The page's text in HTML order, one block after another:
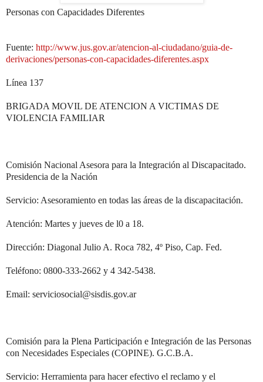
Personas con Capacidades Diferentes
Fuente: http://www.jus.gov.ar/atencion-al-ciudadano/guia-de-
derivaciones/personas-con-capacidades-diferentes.aspx
Línea 137
BRIGADA MOVIL DE ATENCION A VICTIMAS DE
VIOLENCIA FAMILIAR
Comisión Nacional Asesora para la Integración al Discapacitado.
Presidencia de la Nación
Servicio: Asesoramiento en todas las áreas de la discapacitación.
Atención: Martes y jueves de l0 a 18.
Dirección: Diagonal Julio A. Roca 782, 4º Piso, Cap. Fed.
Teléfono: 0800-333-2662 y 4 342-5438.
Email: serviciosocial@sisdis.gov.ar
Comisión para la Plena Participación e Integración de las Personas
con Necesidades Especiales (COPINE). G.C.B.A.
Servicio: Herramienta para hacer efectivo el reclamo y el